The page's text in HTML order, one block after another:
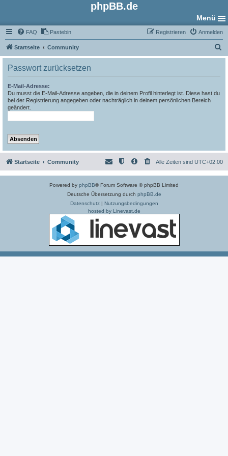
phpBB.de
Menü
FAQ Pastebin Anmelden
Registrieren
Startseite Community
u
Passwort zurücksetzen
E-Mail-Adresse:
Du musst die E-Mail-Adresse angeben, die in deinem Profil hinterlegt ist. Diese hast du
bei der Registrierung angegeben oder nachträglich in deinem persönlichen Bereich
geändert.
Startseite Community Alle Zeiten sind UTC+02:00
Powered by phpBB® Forum Software © phpBB Limited
Deutsche Übersetzung durch phpBB.de
Datenschutz| Nutzungsbedingungen
hosted by Linevast.de